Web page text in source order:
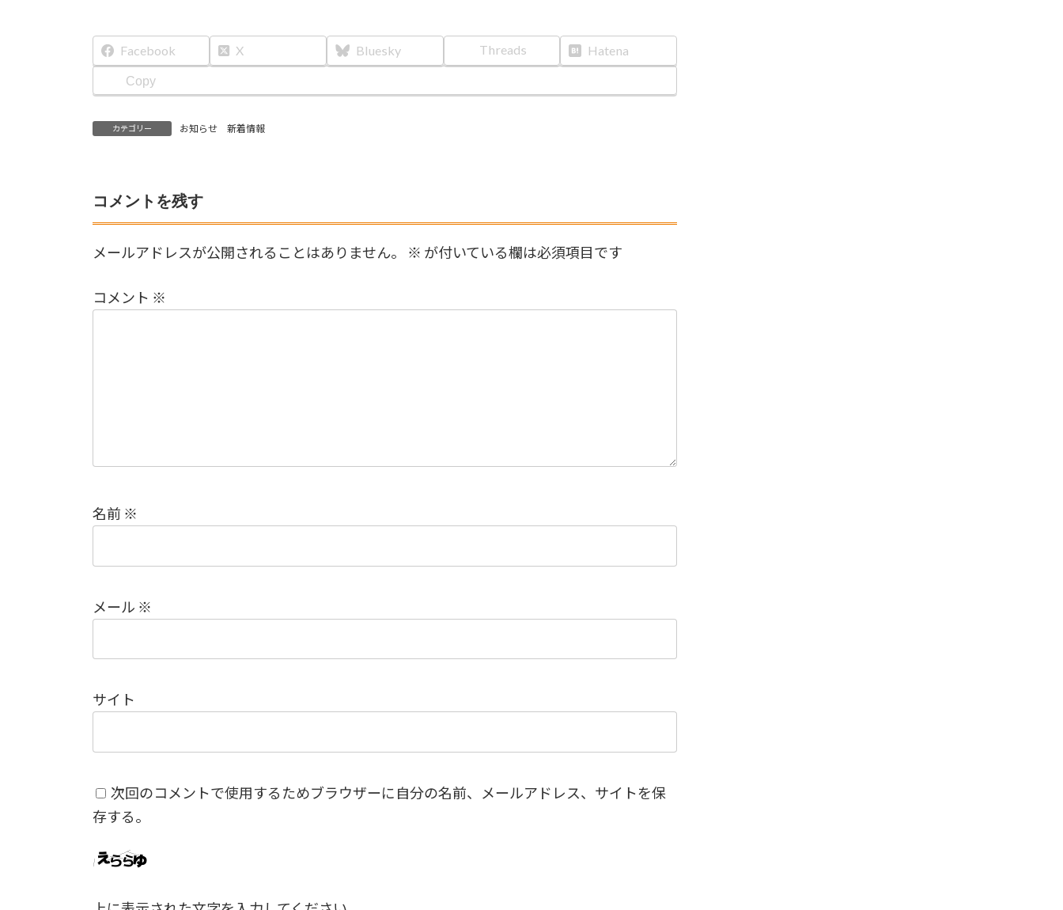
Facebook X Bluesky Threads Hatena
Copy
カテゴリー お知らせ 新着情報
コメントを残す
メールアドレスが公開されることはありません。 ※ が付いている欄は必須項目です
コメント ※
名前 ※
メール ※
サイト
次回のコメントで使用するためブラウザーに自分の名前、メールアドレス、サイトを保
存する。